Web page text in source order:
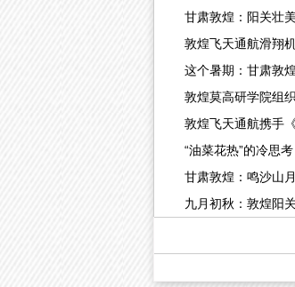
甘肃敦煌：阳关壮
敦煌飞天通航滑翔
这个暑期：甘肃敦
敦煌莫高研学院组
敦煌飞天通航携手
“油菜花热”的冷思考
甘肃敦煌：鸣沙山
九月初秋：敦煌阳